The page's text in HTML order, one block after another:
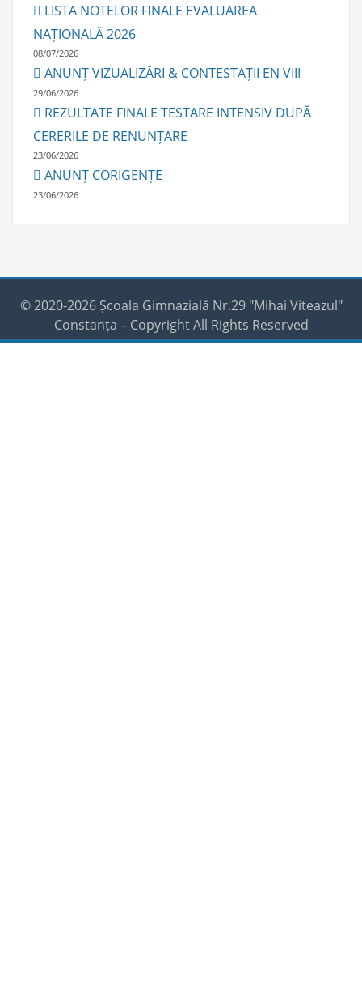
LISTA NOTELOR FINALE EVALUAREA
NAȚIONALĂ 2026
08/07/2026
ANUNȚ VIZUALIZĂRI & CONTESTAȚII EN VIII
29/06/2026
REZULTATE FINALE TESTARE INTENSIV DUPĂ
CERERILE DE RENUNȚARE
23/06/2026
ANUNȚ CORIGENȚE
23/06/2026
© 2020-2026 Școala Gimnazială Nr.29 "Mihai Viteazul"
Constanța – Copyright All Rights Reserved